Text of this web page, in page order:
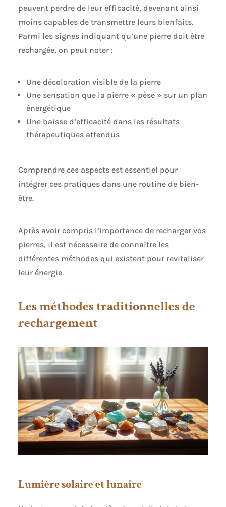
peuvent perdre de leur efficacité, devenant ainsi
moins capables de transmettre leurs bienfaits.
Parmi les signes indiquant qu’une pierre doit être
rechargée, on peut noter :
Une décoloration visible de la pierre
Une sensation que la pierre « pèse » sur un plan
énergétique
Une baisse d’efficacité dans les résultats
thérapeutiques attendus
Comprendre ces aspects est essentiel pour
intégrer ces pratiques dans une routine de bien-
être.
Après avoir compris l’importance de recharger vos
pierres, il est nécessaire de connaître les
différentes méthodes qui existent pour revitaliser
leur énergie.
Les méthodes traditionnelles de
rechargement
Lumière solaire et lunaire